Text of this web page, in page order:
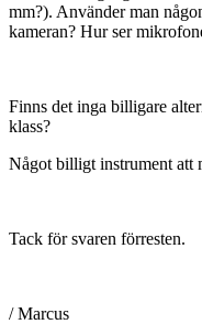
mm?). Använder man
kameran? Hur ser
Finns det inga billigare
klass?
Något billigt instrument att
Tack för svaren förresten.
/ Marcus